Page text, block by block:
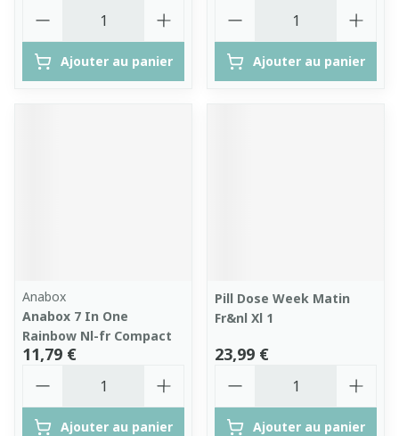
Ajouter au panier Ajouter au panier
Anabox
Anabox 7 In One
Rainbow Nl-fr Compact
11,79 €
Ajouter au panier
Pill Dose Week Matin
Fr&nl Xl 1
23,99 €
Ajouter au panier